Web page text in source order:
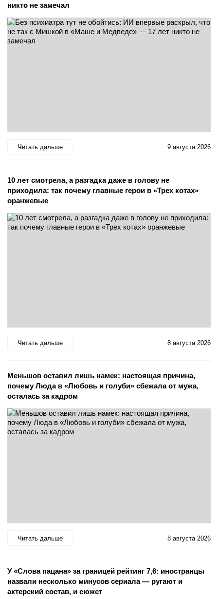
никто не замечал
Читать дальше 9 августа 2026
10 лет смотрела, а разгадка даже в голову не
приходила: так почему главные герои в «Трех котах»
оранжевые
Читать дальше 8 августа 2026
Меньшов оставил лишь намек: настоящая причина,
почему Люда в «Любовь и голуби» сбежала от мужа,
осталась за кадром
Читать дальше 8 августа 2026
У «Слова пацана» за границей рейтинг 7,6: иностранцы
назвали несколько минусов сериала — ругают и
актерский состав, и сюжет